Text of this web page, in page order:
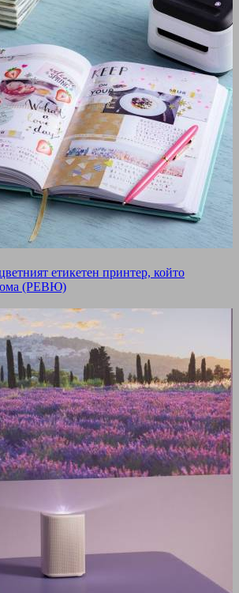
етикетен принтер, който
(РЕВЮ)